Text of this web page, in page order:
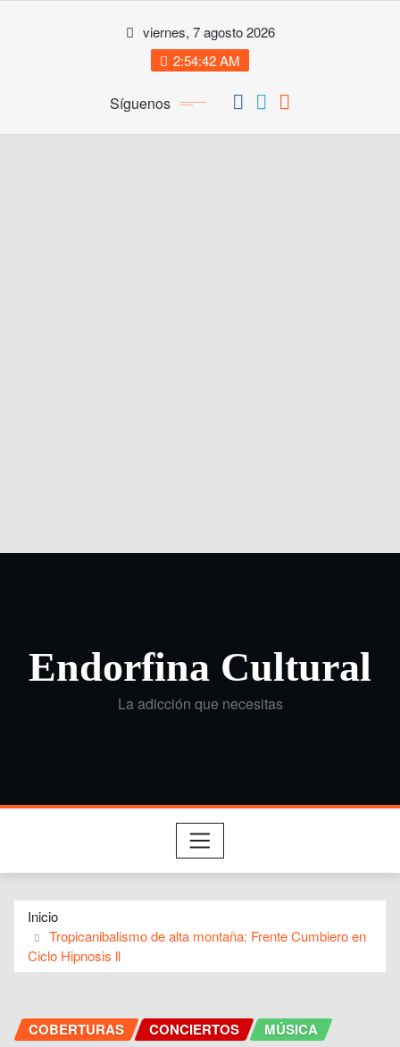
viernes, 7 agosto 2026
2:54:42 AM
Síguenos
Endorfina Cultural
La adicción que necesitas
Inicio
Tropicanibalismo de alta montaña: Frente Cumbiero en
Ciclo Hipnosis ll
COBERTURAS CONCIERTOS MÚSICA